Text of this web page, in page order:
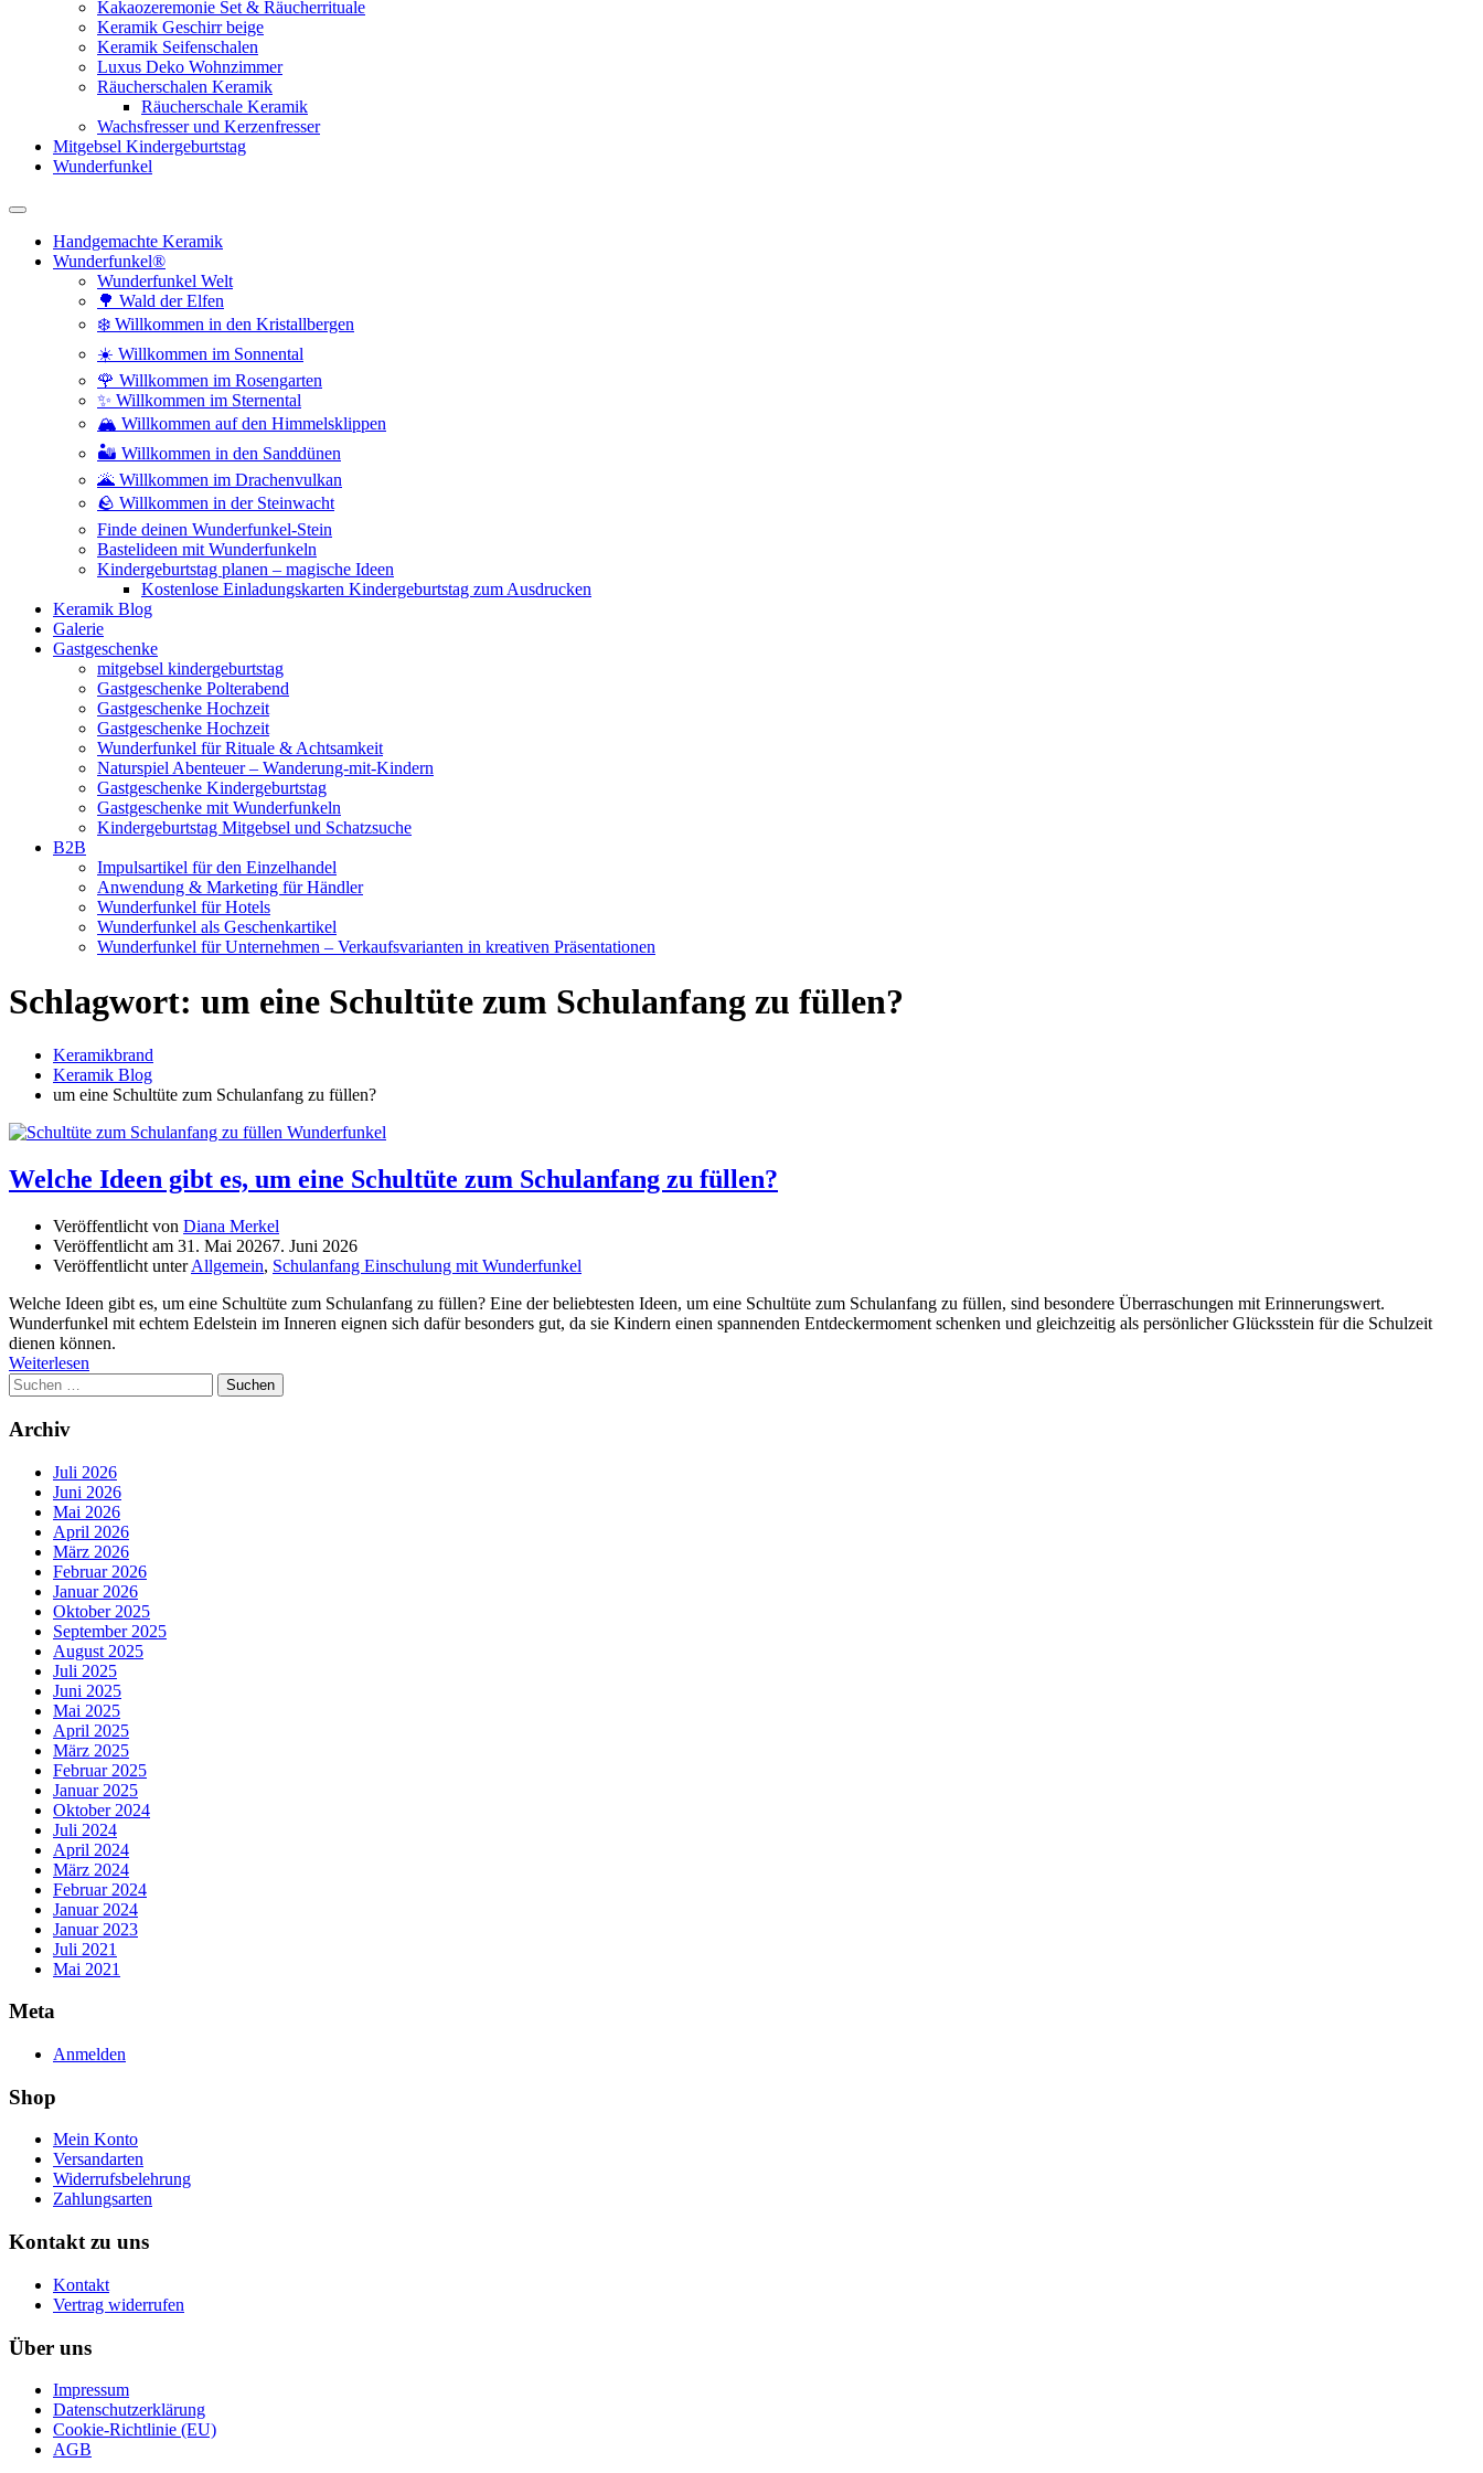
Kakaozeremonie Set & Räucherrituale
Keramik Geschirr beige
Keramik Seifenschalen
Luxus Deko Wohnzimmer
Räucherschalen Keramik
Räucherschale Keramik
Wachsfresser und Kerzenfresser
Mitgebsel Kindergeburtstag
Wunderfunkel
Handgemachte Keramik
Wunderfunkel®
Wunderfunkel Welt
🌳 Wald der Elfen
❄️ Willkommen in den Kristallbergen
☀️ Willkommen im Sonnental
🌹 Willkommen im Rosengarten
✨ Willkommen im Sternental
🏔️ Willkommen auf den Himmelsklippen
🏜️ Willkommen in den Sanddünen
🌋 Willkommen im Drachenvulkan
🪨 Willkommen in der Steinwacht
Finde deinen Wunderfunkel-Stein
Bastelideen mit Wunderfunkeln
Kindergeburtstag planen – magische Ideen
Kostenlose Einladungskarten Kindergeburtstag zum Ausdrucken
Keramik Blog
Galerie
Gastgeschenke
mitgebsel kindergeburtstag
Gastgeschenke Polterabend
Gastgeschenke Hochzeit
Gastgeschenke Hochzeit
Wunderfunkel für Rituale & Achtsamkeit
Naturspiel Abenteuer – Wanderung-mit-Kindern
Gastgeschenke Kindergeburtstag
Gastgeschenke mit Wunderfunkeln
Kindergeburtstag Mitgebsel und Schatzsuche
B2B
Impulsartikel für den Einzelhandel
Anwendung & Marketing für Händler
Wunderfunkel für Hotels
Wunderfunkel als Geschenkartikel
Wunderfunkel für Unternehmen – Verkaufsvarianten in kreativen Präsentationen
Schlagwort: um eine Schultüte zum Schulanfang zu füllen?
Keramikbrand
Keramik Blog
um eine Schultüte zum Schulanfang zu füllen?
Welche Ideen gibt es, um eine Schultüte zum Schulanfang zu füllen?
Veröffentlicht von Diana Merkel
Veröffentlicht am 31. Mai 20267. Juni 2026
Veröffentlicht unterAllgemein, Schulanfang Einschulung mit Wunderfunkel
Welche Ideen gibt es, um eine Schultüte zum Schulanfang zu füllen? Eine der beliebtesten Ideen, um eine Schultüte zum Schulanfang zu füllen, sind besondere Überraschungen mit Erinnerungswert.
Wunderfunkel mit echtem Edelstein im Inneren eignen sich dafür besonders gut, da sie Kindern einen spannenden Entdeckermoment schenken und gleichzeitig als persönlicher Glücksstein für die Schulzeit
dienen können.
Weiterlesen
Suchen
nach:
Archiv
Juli 2026
Juni 2026
Mai 2026
April 2026
März 2026
Februar 2026
Januar 2026
Oktober 2025
September 2025
August 2025
Juli 2025
Juni 2025
Mai 2025
April 2025
März 2025
Februar 2025
Januar 2025
Oktober 2024
Juli 2024
April 2024
März 2024
Februar 2024
Januar 2024
Januar 2023
Juli 2021
Mai 2021
Meta
Anmelden
Shop
Mein Konto
Versandarten
Widerrufsbelehrung
Zahlungsarten
Kontakt zu uns
Kontakt
Vertrag widerrufen
Über uns
Impressum
Datenschutzerklärung
Cookie-Richtlinie (EU)
AGB